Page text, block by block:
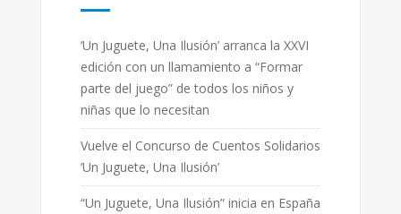
‘Un Juguete, Una Ilusión’ arranca la XXVI
edición con un llamamiento a “Formar
parte del juego” de todos los niños y
niñas que lo necesitan
Vuelve el Concurso de Cuentos Solidarios
‘Un Juguete, Una Ilusión’
“Un Juguete, Una Ilusión” inicia en España